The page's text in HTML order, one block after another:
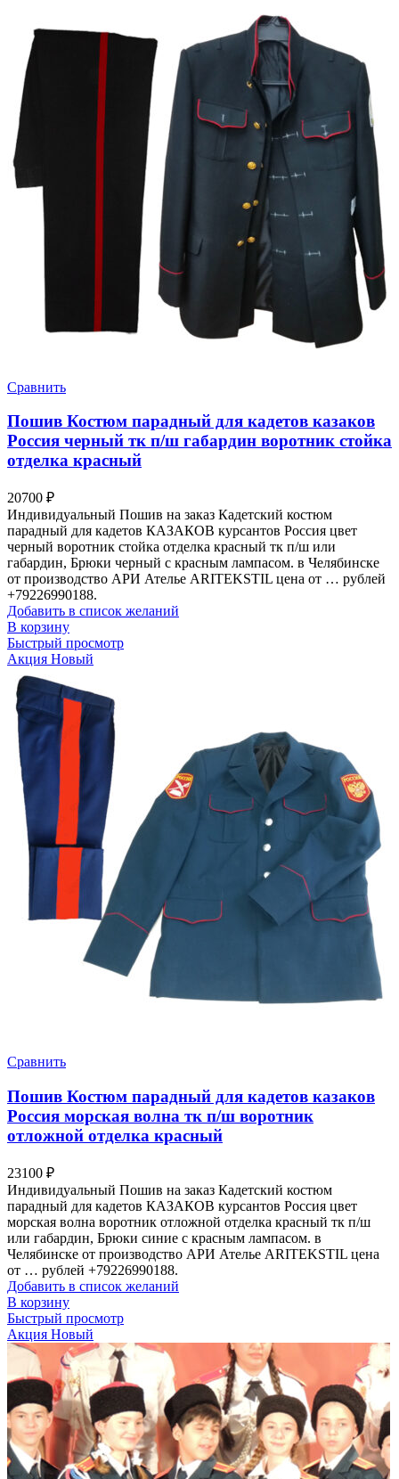
Сравнить
Пошив Костюм парадный для кадетов казаков
Россия черный тк п/ш габардин воротник стойка
отделка красный
20700 ₽
Индивидуальный Пошив на заказ Кадетский костюм
парадный для кадетов КАЗАКОВ курсантов Россия цвет
черный воротник стойка отделка красный тк п/ш или
габардин, Брюки черный с красным лампасом. в Челябинске
от производство АРИ Ателье ARITEKSTIL цена от … рублей
+79226990188.
Добавить в список желаний
В корзину
Быстрый просмотр
Акция Новый
Сравнить
Пошив Костюм парадный для кадетов казаков
Россия морская волна тк п/ш воротник
отложной отделка красный
23100 ₽
Индивидуальный Пошив на заказ Кадетский костюм
парадный для кадетов КАЗАКОВ курсантов Россия цвет
морская волна воротник отложной отделка красный тк п/ш
или габардин, Брюки синие с красным лампасом. в
Челябинске от производство АРИ Ателье ARITEKSTIL цена
от … рублей +79226990188.
Добавить в список желаний
В корзину
Быстрый просмотр
Акция Новый